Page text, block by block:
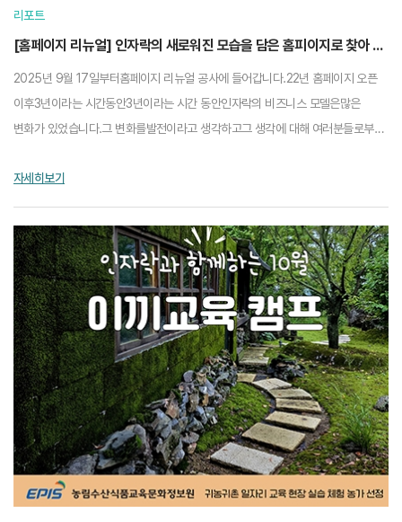
리포트
[홈페이지 리뉴얼] 인자락의 새로워진 모습을 담은 홈피이지로 찾아 오겠습니다.
2025년 9월 17일부터홈페이지 리뉴얼 공사에 들어갑니다.22년 홈페이지 오픈
이후3년이라는 시간동안3년이라는 시간 동안인자락의 비즈니스 모델은많은
변화가 있었습니다.그 변화를발전이라고 생각하고그 생각에 대해 여러분들로부터
자세히보기